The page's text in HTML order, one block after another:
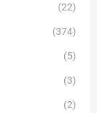
(22)
(374)
(5)
(3)
(2)